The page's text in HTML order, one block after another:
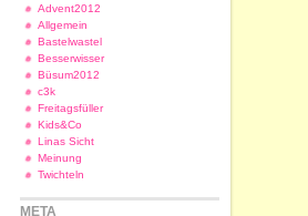
Advent2012
Allgemein
Bastelwastel
Besserwisser
Büsum2012
c3k
Freitagsfüller
Kids&Co
Linas Sicht
Meinung
Twichteln
META